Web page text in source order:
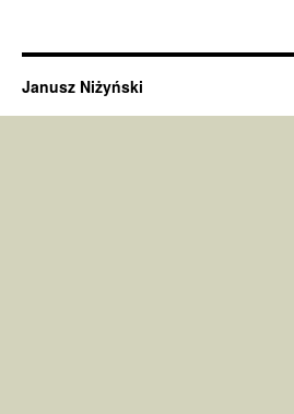
Janusz Niżyński